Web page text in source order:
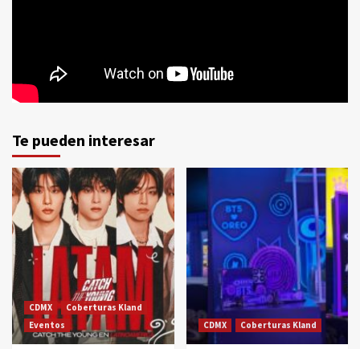
Te pueden interesar
CDMX
Coberturas Kland
Eventos
CDMX Coberturas Kland